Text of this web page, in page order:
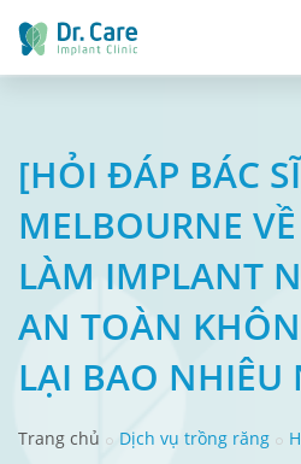
[HỎI ĐÁP BÁC
MELBOURNE
LÀM IMPLANT
AN TOÀN
LẠI BAO NHIÊU
Trang chủ Dịch vụ trồng răng